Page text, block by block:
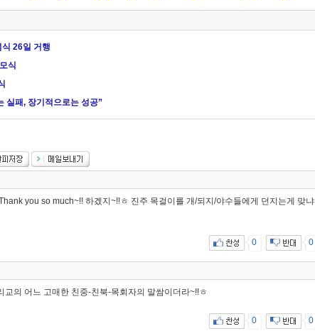
26일 거행
식
실패, 장기적으로는 성공”
you so much~!! 하겠지~!!ㅎ 진주 목걸이를 개/되지/야수들에게 던지는게 맞냐
0 0
교의 어느 고매한 친중-친북-목회자의 말쌈이더라~!!ㅎ
0 0